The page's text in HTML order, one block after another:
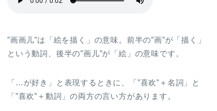
”画画儿”は「絵を描く」の意味。前半の”画”が「描く」
という動詞、後半の”画儿”が「絵」の意味です。
「…が好き」と表現するときに、「”喜欢”＋名詞」と
「”喜欢”＋動詞」の両方の言い方があります。